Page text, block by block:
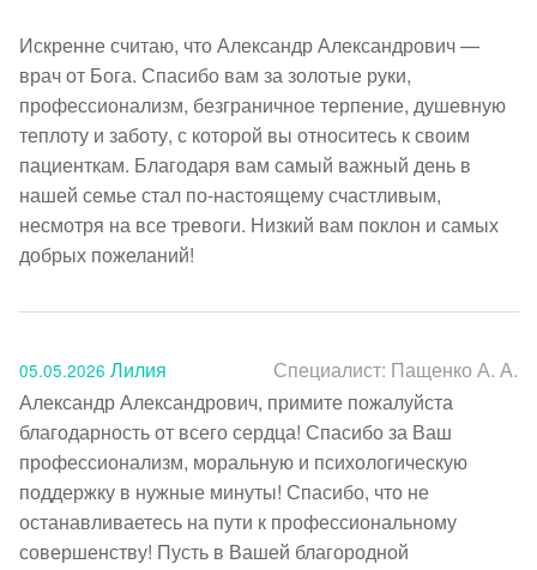
Искренне считаю, что Александр Александрович —
врач от Бога. Спасибо вам за золотые руки,
профессионализм, безграничное терпение, душевную
теплоту и заботу, с которой вы относитесь к своим
пациенткам. Благодаря вам самый важный день в
нашей семье стал по‑настоящему счастливым,
несмотря на все тревоги. Низкий вам поклон и самых
05.05.2026 Лилия Специалист: Пащенко А. А.
Александр Александрович, примите пожалуйста
благодарность от всего сердца! Спасибо за Ваш
профессионализм, моральную и психологическую
поддержку в нужные минуты! Спасибо, что не
останавливаетесь на пути к профессиональному
совершенству! Пусть в Вашей благородной